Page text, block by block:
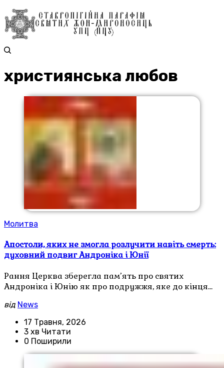
християнська любов
Молитва
Апостоли, яких не змогла розлучити навіть смерть:
духовний подвиг Андроніка і Юнії
Рання Церква зберегла пам’ять про святих
Андроніка і Юнію як про подружжя, яке до кінця…
від News
17 Травня, 2026
3 хв Читати
0 Поширили